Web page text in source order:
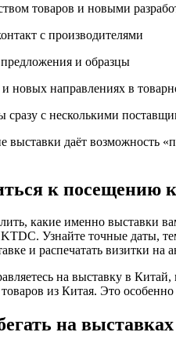
товаров и новыми
с производителями
и образцы
и новых направлениях в
сразу с несколькими
выставки даёт возможность
к посещению
какие именно выставки
Узнайте точные даты,
и распечатать визитки на
на выставку в
из Китая. Это
на выставках